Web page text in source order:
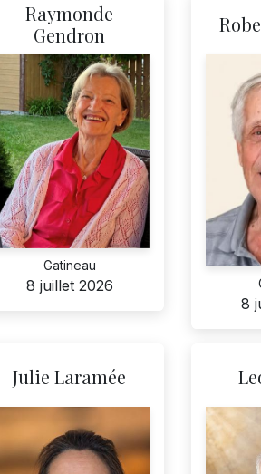
Raymonde
Gendron
Gatineau
8 juillet 2026
8
Julie Laramée